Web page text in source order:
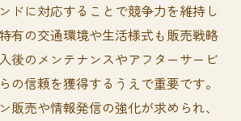
ドに対応することで競争力を維持し
有の交通環境や生活様式も販売戦略
後のメンテナンスやアフターサービ
の信頼を獲得するうえで重要です。
販売や情報発信の強化が求められ、